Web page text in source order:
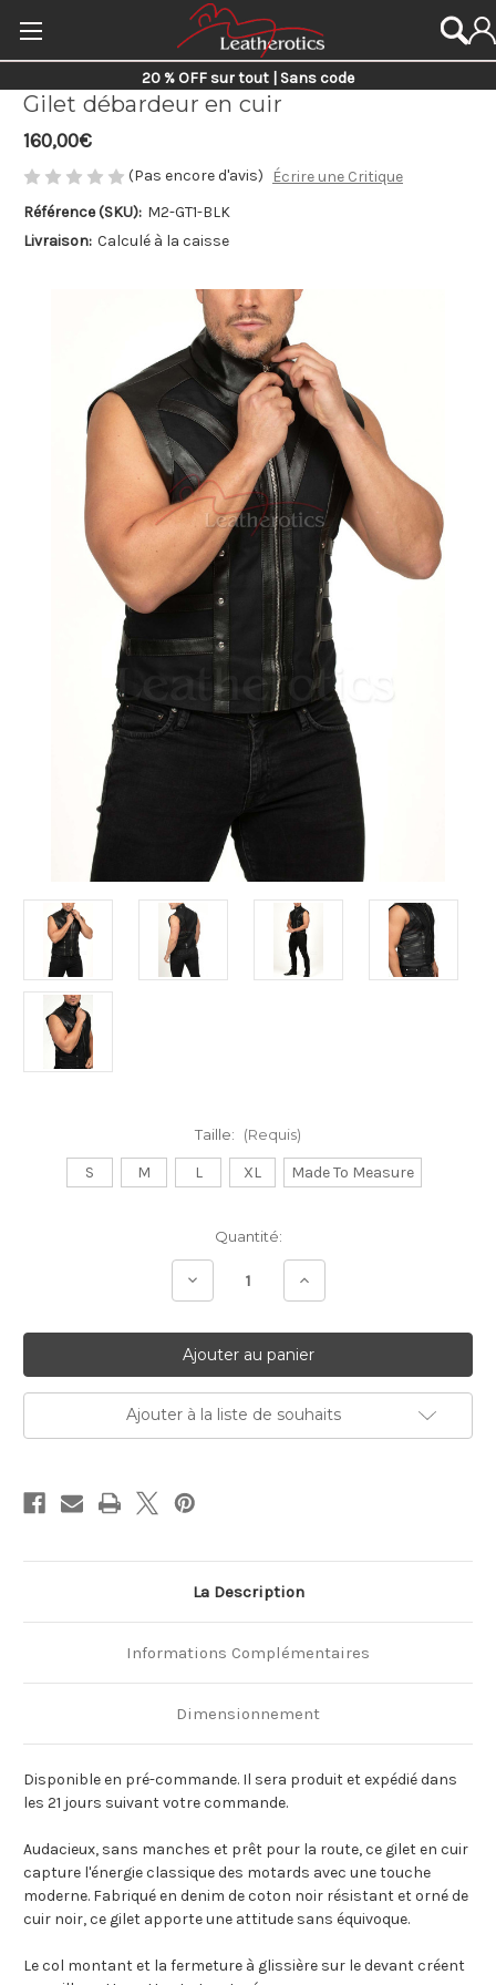
20 % OFF sur tout | Sans code
Gilet débardeur en cuir
160,00€
(Pas encore d'avis)
Écrire une Critique
Référence (SKU): M2-GT1-BLK
Livraison: Calculé à la caisse
Taille: (Requis)
S M L XL Made To Measure
Quantité:
Diminuer Augmenter
Ajouter à la liste de souhaits
La Description
Informations Complémentaires
Dimensionnement
Disponible en pré-commande. Il sera produit et expédié dans
les 21 jours suivant votre commande.
Audacieux, sans manches et prêt pour la route, ce gilet en cuir
capture l'énergie classique des motards avec une touche
moderne. Fabriqué en denim de coton noir résistant et orné de
cuir noir, ce gilet apporte une attitude sans équivoque.
Le col montant et la fermeture à glissière sur le devant créent